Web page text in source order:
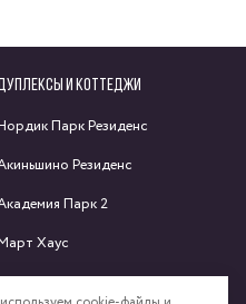
И КОТТЕДЖИ
Парк Резиденс
Резиденс
Парк 2
Хаус
парк